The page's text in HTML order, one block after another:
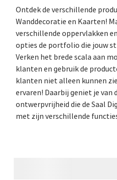
Ontdek de verschillende
Wanddecoratie en Kaarten!
verschillende oppervlakken
opties de portfolio die jouw
Verken het brede scala aan
klanten en gebruik de
klanten niet alleen kunnen
ervaren! Daarbij geniet je van
ontwerpvrijheid die de Saal
met zijn verschillende